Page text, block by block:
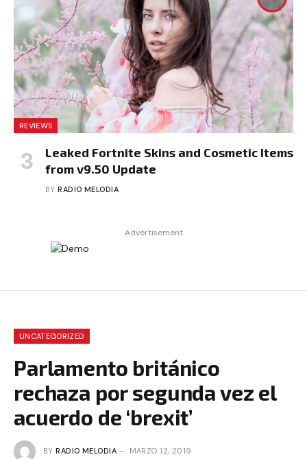
REVIEWS
Leaked Fortnite Skins and Cosmetic Items
from v9.50 Update
BY RADIO MELODIA
Advertisement
UNCATEGORIZED
Parlamento británico
rechaza por segunda vez el
acuerdo de ‘brexit’
BY RADIO MELODIA MARZO 12, 2019